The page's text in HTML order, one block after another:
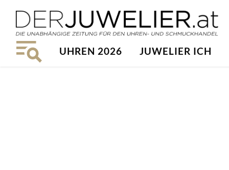
UHREN 2026 JUWELIER ICH